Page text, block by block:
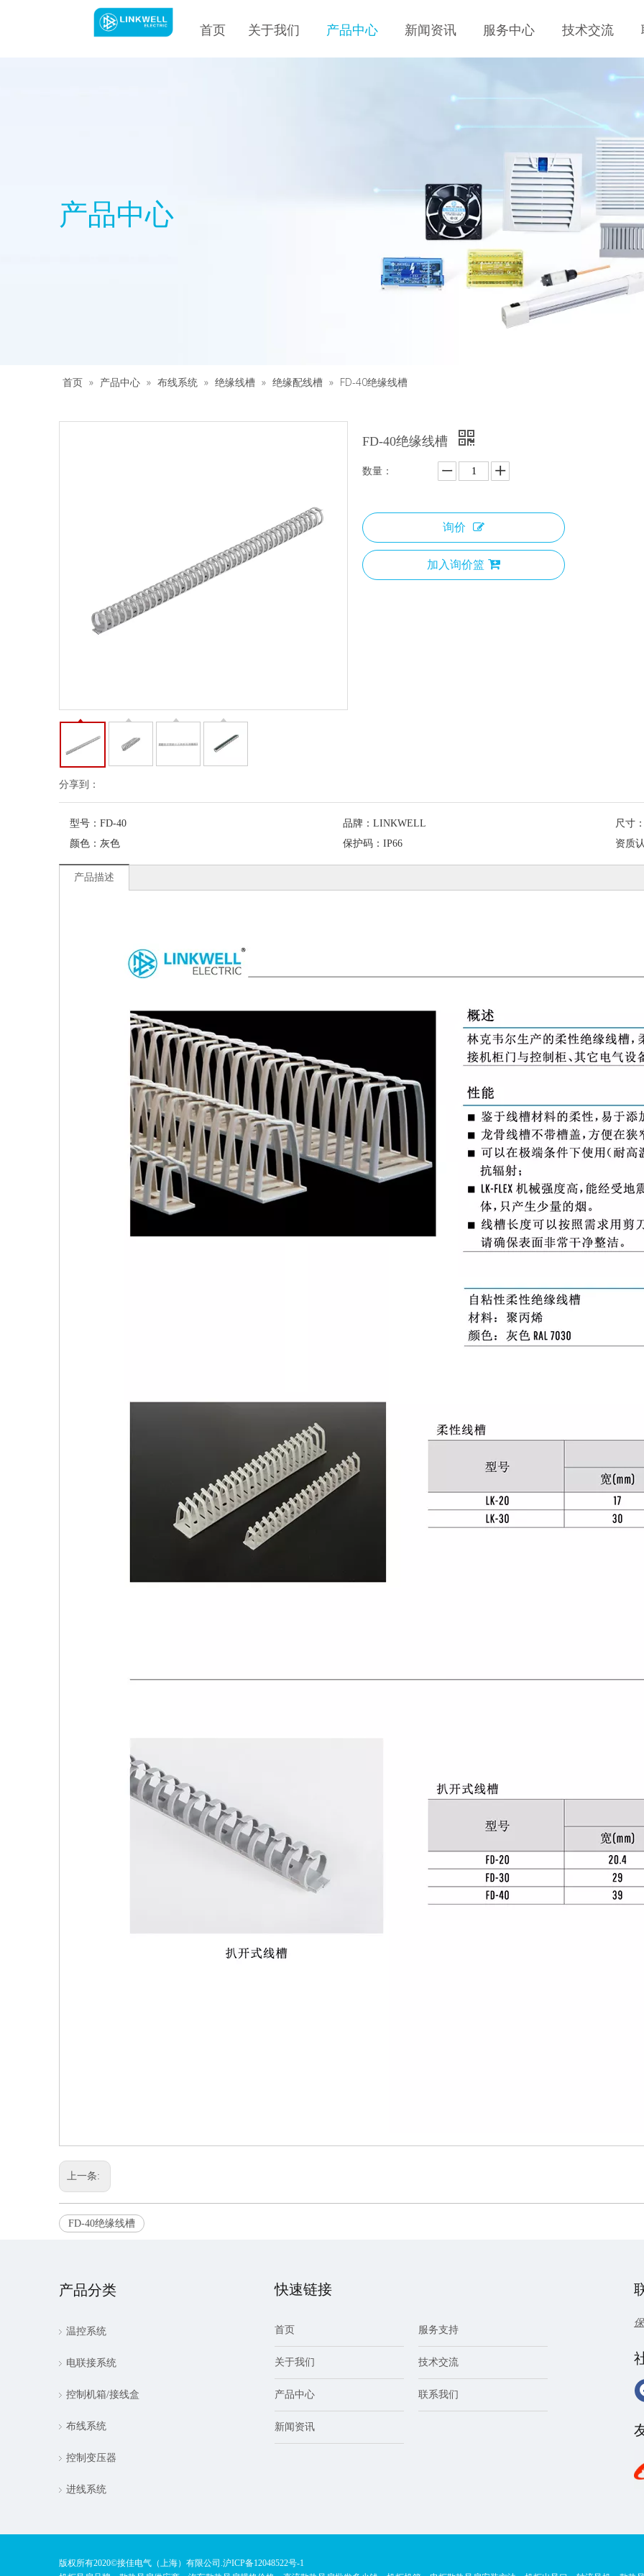
首页 关于我们 产品中心 新闻资讯 服务中心 技术交流
产品中心
首页 » 产品中心 » 布线系统 » 绝缘线槽 » 绝缘配线槽 » FD-40绝缘线槽
分享到：
FD-40绝缘线槽
数量：
询价
加入询价篮
型号： FD-40 品牌： LINKWELL
尺寸
颜色： 灰色 保护码： IP66 资质
产品描述
上一条:
FD-40绝缘线槽
产品分类
温控系统
电联接系统
控制机箱/接线盒
布线系统
控制变压器
进线系统
快速链接
首页
关于我们
产品中心
新闻资讯
服务支持
技术交流
联系我们
版权所有2020©️接佳电气（上海）有限公司.沪ICP备12048522号-1